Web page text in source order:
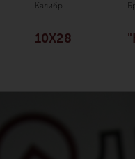
Калибр
10Х28